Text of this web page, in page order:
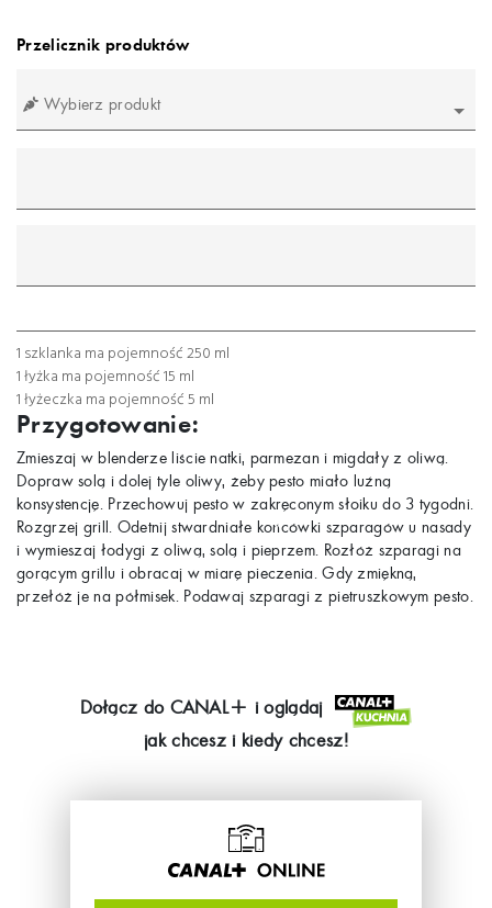
Przelicznik produktów
Wybierz produkt
łyżeczka łyżka szklanka
1 szklanka ma pojemność 250 ml
1 łyżka ma pojemność 15 ml
1 łyżeczka ma pojemność 5 ml
Przygotowanie:
Zmieszaj w blenderze liście natki, parmezan i migdały z oliwą.
Dopraw solą i dolej tyle oliwy, żeby pesto miało luźną
konsystencję. Przechowuj pesto w zakręconym słoiku do 3 tygodni.
Rozgrzej grill. Odetnij stwardniałe końcówki szparagów u nasady
i wymieszaj łodygi z oliwą, solą i pieprzem. Rozłóż szparagi na
gorącym grillu i obracaj w miarę pieczenia. Gdy zmiękną,
przełóż je na półmisek. Podawaj szparagi z pietruszkowym pesto.
Dołącz do CANAL+ i oglądaj
jak chcesz i kiedy chcesz!